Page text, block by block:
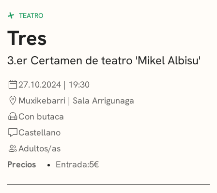
CONVOCATORIAS
NOTICIAS
GETXO KULTURA
ASOCIACIONES CULTURALES
TEATRO
Tres
3.er Certamen de teatro 'Mikel Albisu'
27.10.2024 | 19:30
Muxikebarri | Sala Arrigunaga
Con butaca
Castellano
Adultos/as
Precios
Entrada:5€